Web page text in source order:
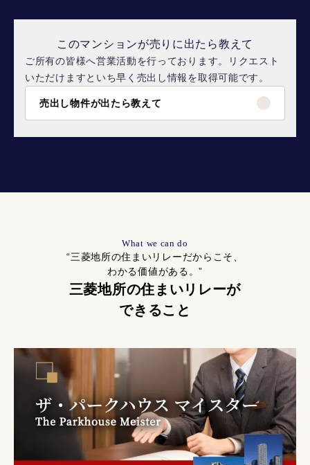
このマンションが売りに出たら教えて
ご所有の皆様へ営業活動を行っております。リクエスト
いただけますといち早く売出し情報を取得可能です。
売出し物件が出たら教えて
What we can do
“三菱地所の住まいリレーだからこそ、
わかる価値がある。”
三菱地所の住まいリレーが
できること